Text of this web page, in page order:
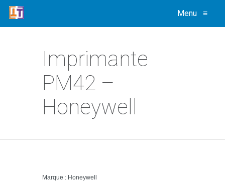
Menu ≡
Imprimante
PM42 –
Honeywell
Marque : Honeywell